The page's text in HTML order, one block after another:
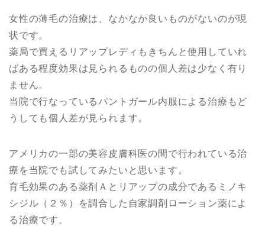
女性の薄毛の治療は、なかなか良いものがないのが現
状です。
薬局で買えるリアップレディもきちんと使用していれ
ばある程度効果は見られるものの個人差は少なく有り
ません。
当院で行なっているパントガール内服による治療もど
うしても個人差が見られます。
アメリカの一部の美容皮膚科医の間で行われている治
療を当院でも試してみたいと思います。
育毛効果のある薬剤Ａとリアップの成分であるミノキ
シジル（２％）を調合した自家調剤ローション薬によ
る治療です。